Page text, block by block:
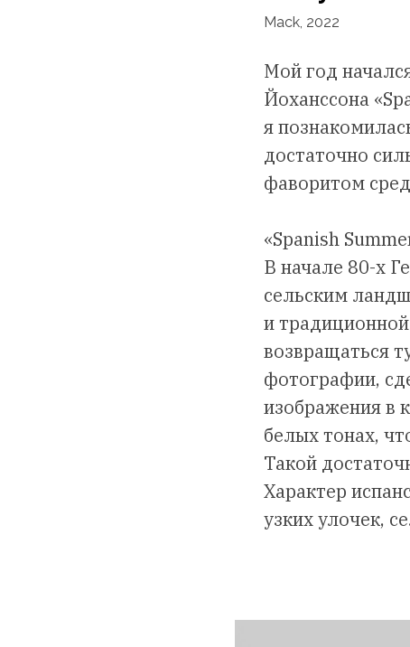
Mack, 2022
Мой год
Йоханссона
я
достаточно
фаворитом
«Spanish
В начале 80-х
сельским
и
возвращаться
фотографии,
изображения в
белых тонах,
Такой
Характер
узких улочек,